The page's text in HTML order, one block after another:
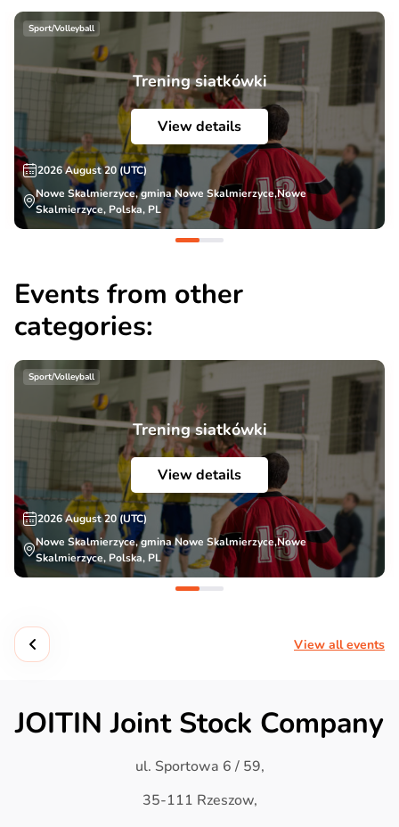
Sport/Volleyball
Trening siatkówki
View details
2026 August 20 (UTC)
Nowe Skalmierzyce, gmina Nowe Skalmierzyce,Nowe
Skalmierzyce, Polska, PL
Events from other
categories:
Sport/Volleyball
Trening siatkówki
View details
2026 August 20 (UTC)
Nowe Skalmierzyce, gmina Nowe Skalmierzyce,Nowe
Skalmierzyce, Polska, PL
View all events
JOITIN Joint Stock Company
ul. Sportowa 6 / 59,
35-111 Rzeszow,